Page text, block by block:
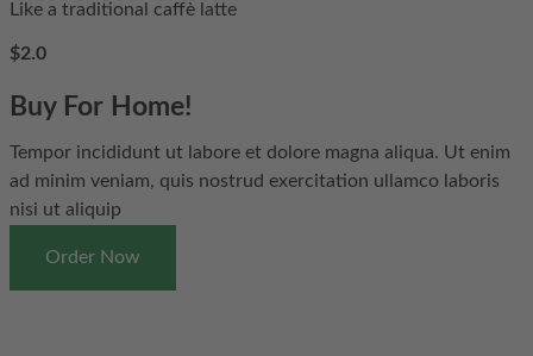
Like a traditional caffè latte
$2.0
Buy For Home!
Tempor incididunt ut labore et dolore magna aliqua. Ut enim
ad minim veniam, quis nostrud exercitation ullamco laboris
nisi ut aliquip
Order Now